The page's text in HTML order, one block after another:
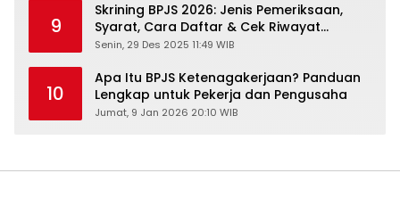
9
Skrining BPJS 2026: Jenis Pemeriksaan,
Syarat, Cara Daftar & Cek Riwayat
Kesehatan Gratis
Senin, 29 Des 2025 11:49 WIB
10
Apa Itu BPJS Ketenagakerjaan? Panduan
Lengkap untuk Pekerja dan Pengusaha
Jumat, 9 Jan 2026 20:10 WIB